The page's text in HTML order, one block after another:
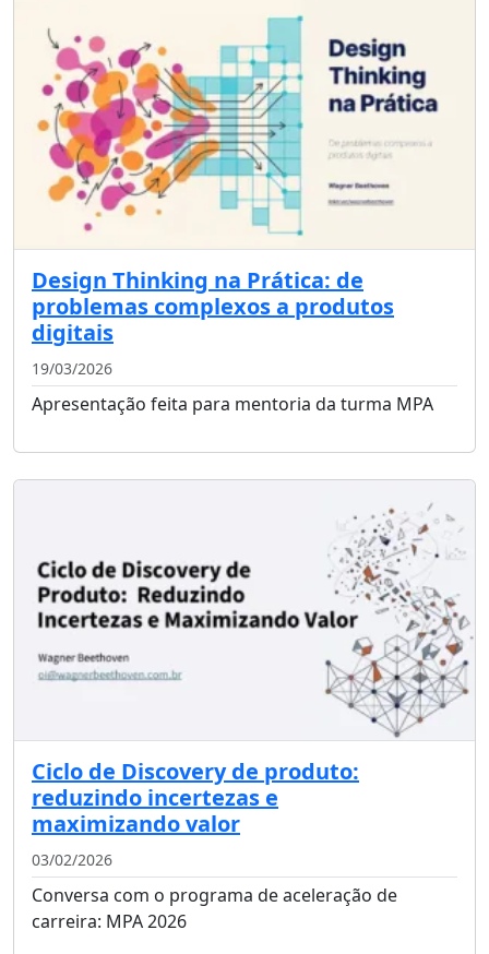
Design Thinking na Prática: de
problemas complexos a produtos
digitais
19/03/2026
Apresentação feita para mentoria da turma MPA
Ciclo de Discovery de produto:
reduzindo incertezas e
maximizando valor
03/02/2026
Conversa com o programa de aceleração de
carreira: MPA 2026